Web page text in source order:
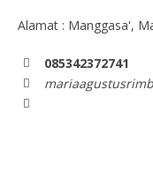
Alamat : Manggasa',
085342372741